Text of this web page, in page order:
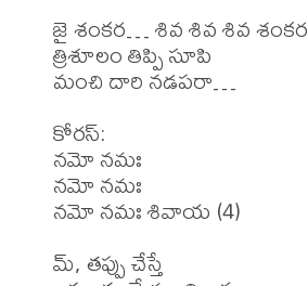
జై శంకర… శివ శివ శివ శంకర
త్రిశూలం తిప్పి సూపి
మంచి దారి నడపరా…
కోరస్:
నమో నమః
నమో నమః
నమో నమః శివాయ (4)
మ్, తప్పు చేస్తే